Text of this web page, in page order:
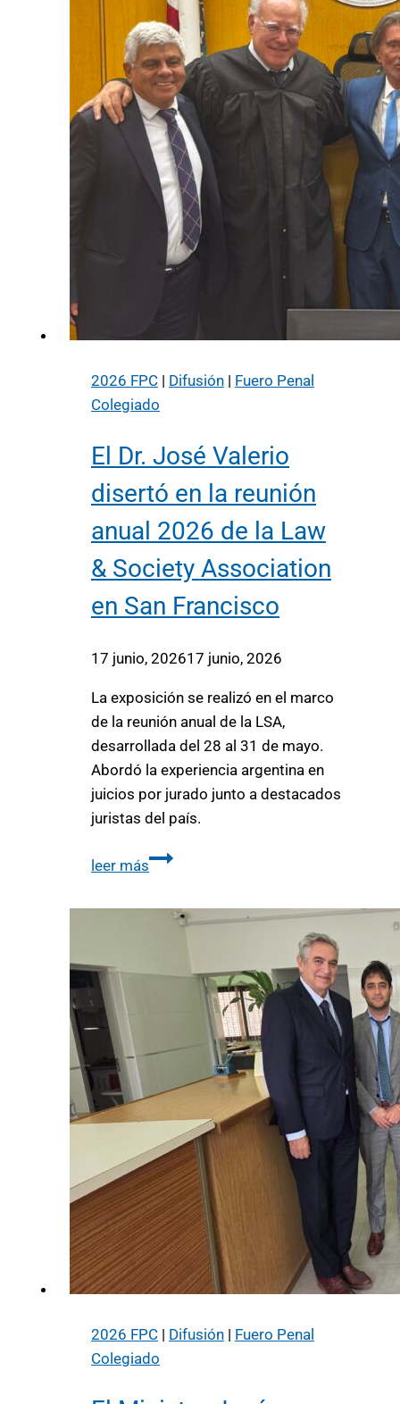
2026 FPC | Difusión | Fuero Penal
Colegiado
El Dr. José Valerio
disertó en la reunión
anual 2026 de la Law
& Society Association
en San Francisco
17 junio, 202617 junio, 2026
La exposición se realizó en el marco
de la reunión anual de la LSA,
desarrollada del 28 al 31 de mayo.
Abordó la experiencia argentina en
juicios por jurado junto a destacados
juristas del país.
leer más
2026 FPC | Difusión | Fuero Penal
Colegiado